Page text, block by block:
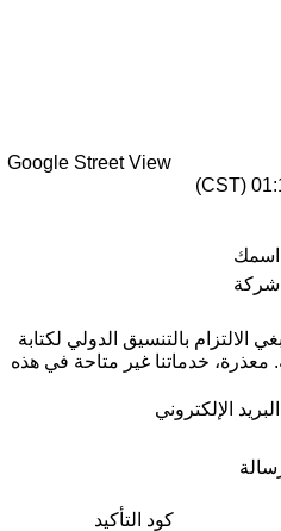
Google Street View
اسمك
شركة
الالتزام بالتنسيق الدولي لكتابة
معذرة، خدماتنا غير متاحة في هذه
البريد الإلكتروني
كود التأكيد